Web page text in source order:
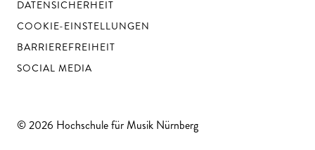
DATENSICHERHEIT
COOKIE-EINSTELLUNGEN
BARRIEREFREIHEIT
SOCIAL MEDIA
© 2026 Hochschule für Musik Nürnberg